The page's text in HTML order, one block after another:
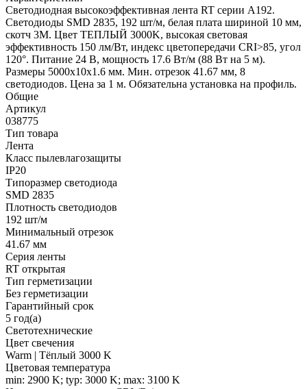
Светодиодная высокоэффективная лента RT серии A192.
Светодиоды SMD 2835, 192 шт/м, белая плата шириной 10 мм,
скотч 3M. Цвет ТЕПЛЫЙ 3000K, высокая световая
эффективность 150 лм/Вт, индекс цветопередачи CRI>85, угол
120°. Питание 24 В, мощность 17.6 Вт/м (88 Вт на 5 м).
Размеры 5000x10x1.6 мм. Мин. отрезок 41.67 мм, 8
светодиодов. Цена за 1 м. Обязательна установка на профиль.
Общие
Артикул
038775
Тип товара
Лента
Класс пылевлагозащиты
IP20
Типоразмер светодиода
SMD 2835
Плотность светодиодов
192 шт/м
Минимальный отрезок
41.67 мм
Серия ленты
RT открытая
Тип герметизации
Без герметизации
Гарантийный срок
5 год(а)
Светотехнические
Цвет свечения
Warm | Тёплый 3000 K
Цветовая температура
min: 2900 K; typ: 3000 K; max: 3100 K